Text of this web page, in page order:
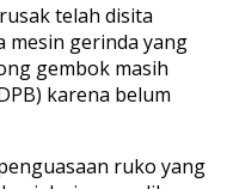
telah disita
mesin gerinda yang
gembok masih
karena belum
ruko yang